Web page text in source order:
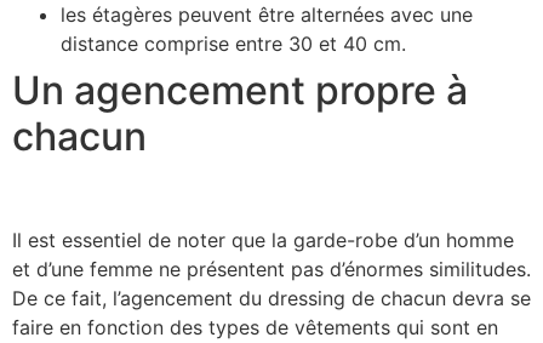
les étagères peuvent être alternées avec une
distance comprise entre 30 et 40 cm.
Un agencement propre à
chacun
Il est essentiel de noter que la garde-robe d’un homme
et d’une femme ne présentent pas d’énormes similitudes.
De ce fait, l’agencement du dressing de chacun devra se
faire en fonction des types de vêtements qui sont en